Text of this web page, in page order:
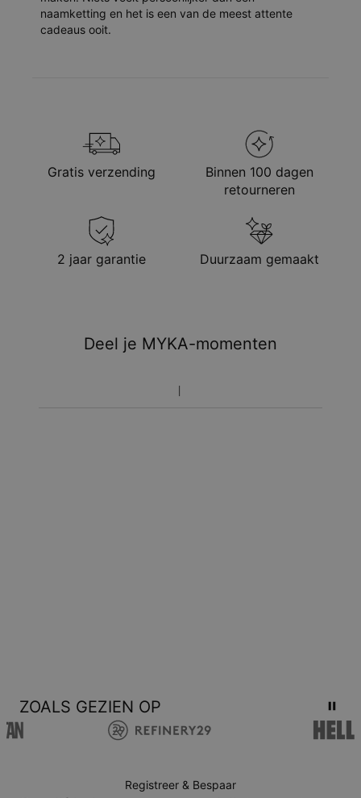
naamketting en het is een van de meest attente
cadeaus ooit.
Gratis verzending
Binnen 100 dagen
retourneren
2 jaar garantie Duurzaam gemaakt
Deel je MYKA-momenten
ZOALS GEZIEN OP
Registreer & Bespaar